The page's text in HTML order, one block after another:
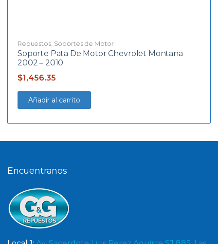
Repuestos, Soportes de Motor
Soporte Pata De Motor Chevrolet Montana
2002 – 2010
$1,456.35
Añadir al carrito
Encuentranos